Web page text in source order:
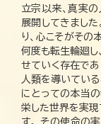
立宗以来、真実の
展開してきまし
り、心こそがその
何度も転生輪廻し
せていく存在であ
人類を導いている
にとっての本当
栄した世界を実現
す。 その使命の